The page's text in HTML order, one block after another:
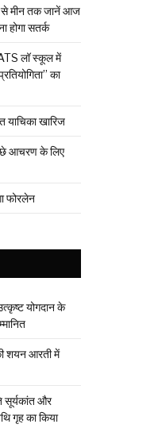
मीन तक जानें आज
होगा सतर्क
लॉ स्कूल में
का
याचिका खारिज
आचरण के लिए
फोरलेन
योगदान के
शयन आरती में
सूर्यकांत और
गृह का किया